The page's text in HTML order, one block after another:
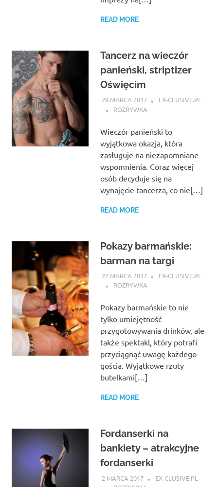
READ MORE
Tancerz na wieczór
panieński, striptizer
Oświęcim
29 MARCA 2017
EX-CLUSIVE.PL
ROZRYWKA
Wieczór panieński to
wyjątkowa okazja, która
zasługuje na niezapomniane
wspomnienia. Coraz więcej
osób decyduje się na
wynajęcie tancerza, co nie[…]
READ MORE
Pokazy barmańskie:
barman na targi
22 MARCA 2017
EX-CLUSIVE.PL
ROZRYWKA
Pokazy barmańskie to nie
tylko umiejętność
przygotowywania drinków, ale
także spektakl, który potrafi
przyciągnąć uwagę każdego
gościa. Wyjątkowe rzuty
butelkami[…]
READ MORE
Fordanserki na
bankiety – atrakcyjne
fordanserki
2 MARCA 2017
EX-CLUSIVE.PL